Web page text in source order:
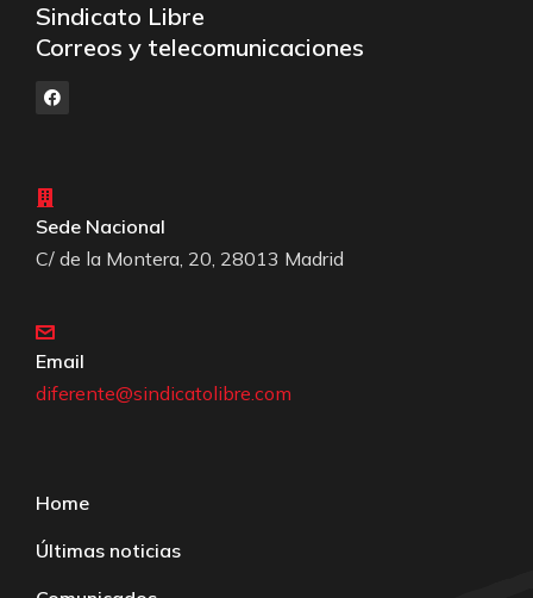
Sindicato Libre
Correos y telecomunicaciones
Sede Nacional
C/ de la Montera, 20, 28013 Madrid
Email
diferente@sindicatolibre.com
Home
Últimas noticias